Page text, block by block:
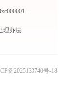
理办法
备2025133740号-18